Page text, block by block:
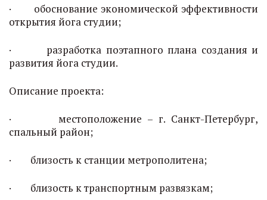
· обоснование экономической эффективности
открытия йога студии;
· разработка поэтапного плана создания и
развития йога студии.
Описание проекта:
· местоположение – г. Санкт-Петербург,
спальный район;
· близость к станции метрополитена;
· близость к транспортным развязкам;